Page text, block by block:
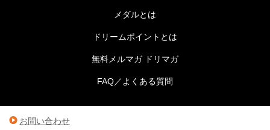
メダルとは
ドリームポイントとは
無料メルマガ ドリマガ
FAQ／よくある質問
お問い合わせ